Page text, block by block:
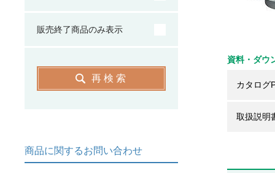
資料・ダウ
カタログ
取扱説明
販売終了商品のみ表示
再検索
商品に関するお問い合わせ